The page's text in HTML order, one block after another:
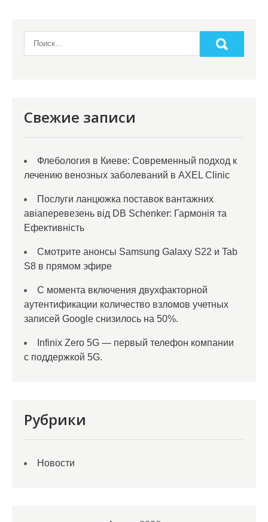
Свежие записи
Флебология в Киеве: Современный подход к
лечению венозных заболеваний в AXEL Clinic
Послуги ланцюжка поставок вантажних
авіаперевезень від DB Schenker: Гармонія та
Ефективність
Смотрите анонсы Samsung Galaxy S22 и Tab
S8 в прямом эфире
С момента включения двухфакторной
аутентификации количество взломов учетных
записей Google снизилось на 50%.
Infinix Zero 5G — первый телефон компании
с поддержкой 5G.
Рубрики
Новости